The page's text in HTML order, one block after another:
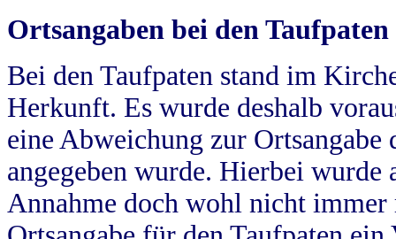
Ortsangaben bei den Taufpaten
Bei den Taufpaten stand im
Herkunft. Es wurde deshalb
eine Abweichung zur
angegeben wurde. Hierbei wurde
Annahme doch wohl nicht